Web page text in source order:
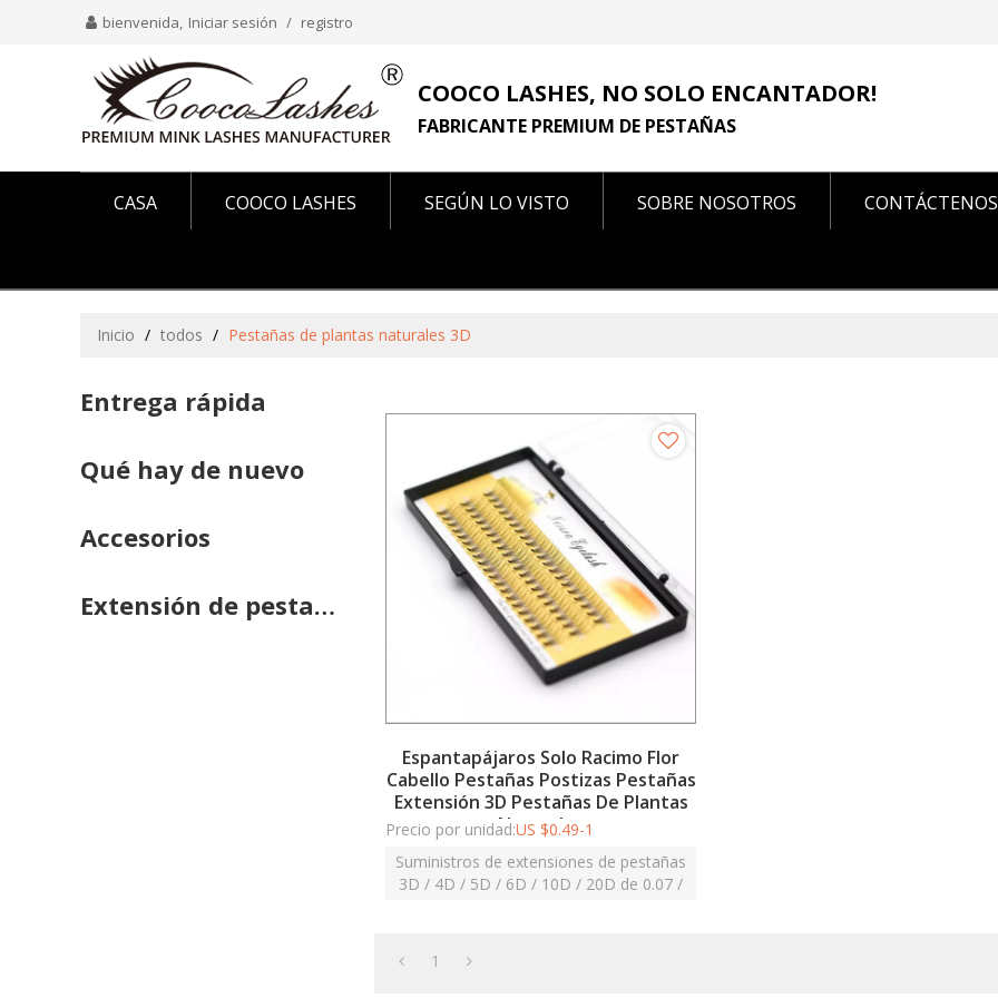
bienvenida, Iniciar sesión / registro
COOCO LASHES, NO SOLO ENCANTADOR!
FABRICANTE PREMIUM DE PESTAÑAS
CASA COOCO LASHES SEGÚN LO VISTO SOBRE NOSOTROS CONTÁCTENOS
Inicio / todos / Pestañas de plantas naturales 3D
Entrega rápida
Qué hay de nuevo
Accesorios
Extensión de pestañas
Espantapájaros Solo Racimo Flor
Cabello Pestañas Postizas Pestañas
Extensión 3D Pestañas De Plantas
Naturales
Precio por unidad:US $0.49-1
Suministros de extensiones de pestañas
3D / 4D / 5D / 6D / 10D / 20D de 0.07 /
1